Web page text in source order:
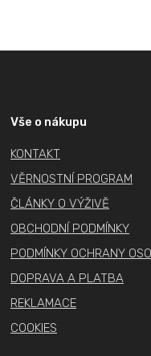
Vše o nákupu
KONTAKT
VĚRNOSTNÍ PROGRAM
ČLÁNKY O VÝŽIVĚ
OBCHODNÍ PODMÍNKY
PODMÍNKY OCHRANY
DOPRAVA A PLATBA
REKLAMACE
COOKIES